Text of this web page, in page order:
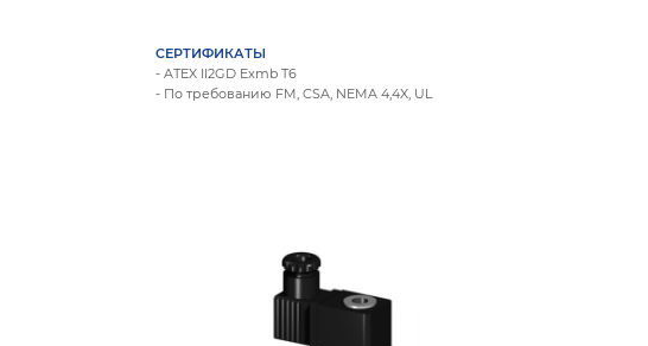
СЕРТИФИКАТЫ
- ATEX II2GD Exmb T6
- По требованию FM, CSA, NEMA 4,4X, UL